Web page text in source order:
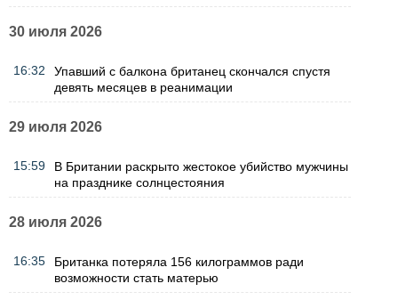
30 июля 2026
16:32
Упавший с балкона британец скончался спустя
девять месяцев в реанимации
29 июля 2026
15:59
В Британии раскрыто жестокое убийство мужчины
на празднике солнцестояния
28 июля 2026
16:35
Британка потеряла 156 килограммов ради
возможности стать матерью